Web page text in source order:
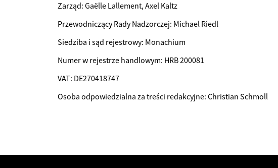
Zarząd: Gaëlle Lallement, Axel Kaltz
Przewodniczący Rady Nadzorczej: Michael Riedl
Siedziba i sąd rejestrowy: Monachium
Numer w rejestrze handlowym: HRB 200081
VAT: DE270418747
Osoba odpowiedzialna za treści redakcyjne: Christian Schmoll